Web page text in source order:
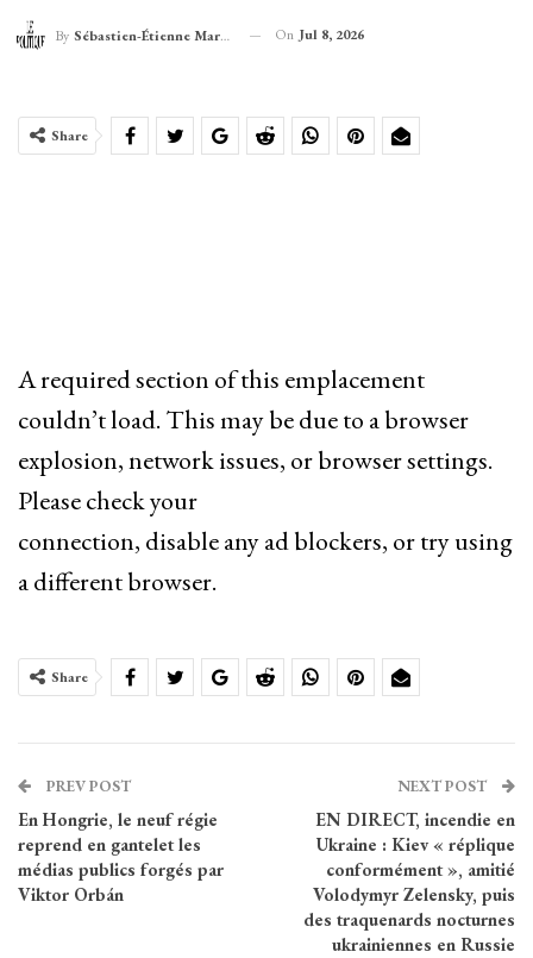
By Sébastien-Étienne Marechal On Jul 8, 2026
Share
A required section of this emplacement
couldn’t load. This may be due to a browser
explosion, network issues, or browser settings.
Please check your
connection, disable any ad blockers, or try using
a different browser.
Share
PREV POST
En Hongrie, le neuf régie
reprend en gantelet les
médias publics forgés par
Viktor Orbán
NEXT POST
EN DIRECT, incendie en
Ukraine : Kiev « réplique
conformément », amitié
Volodymyr Zelensky, puis
des traquenards nocturnes
ukrainiennes en Russie